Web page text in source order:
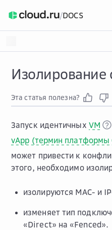
/DOCS
Изолирование
Эта статья полезна?
Запуск идентичных VM
vApp (термин платформы
может привести к
этого, необходимо
изолируются MAC- и
изменяет тип
«Direct» на «Fenced».